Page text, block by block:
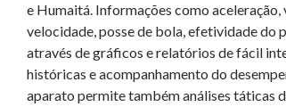
e Humaitá. Informações como
velocidade, posse de bola, efetividade do
através de gráficos e relatórios de fácil
históricas e acompanhamento do
aparato permite também análises táticas